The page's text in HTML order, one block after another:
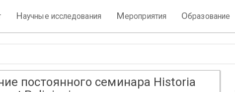
Научные исследования Мероприятия Образование
постоянного семинара Historia